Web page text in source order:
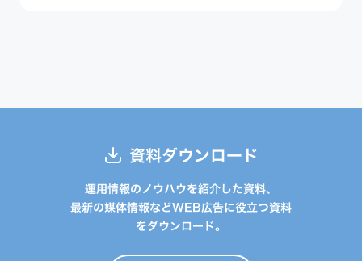
資料ダウンロード
運用情報のノウハウを紹介した資料、
最新の媒体情報などWEB広告に役立つ資料
をダウンロード。